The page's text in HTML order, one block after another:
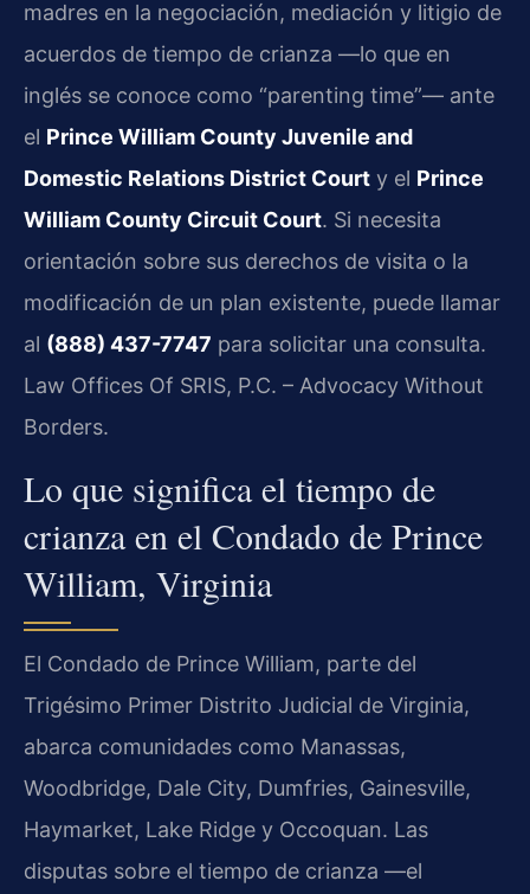
madres en la negociación, mediación y litigio de
acuerdos de tiempo de crianza —lo que en
inglés se conoce como “parenting time”— ante
el Prince William County Juvenile and
Domestic Relations District Court y el Prince
William County Circuit Court. Si necesita
orientación sobre sus derechos de visita o la
modificación de un plan existente, puede llamar
al (888) 437-7747 para solicitar una consulta.
Law Offices Of SRIS, P.C. – Advocacy Without
Borders.
Lo que significa el tiempo de
crianza en el Condado de Prince
William, Virginia
El Condado de Prince William, parte del
Trigésimo Primer Distrito Judicial de Virginia,
abarca comunidades como Manassas,
Woodbridge, Dale City, Dumfries, Gainesville,
Haymarket, Lake Ridge y Occoquan. Las
disputas sobre el tiempo de crianza —el